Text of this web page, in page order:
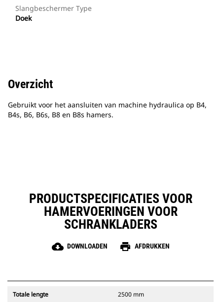
Slangbeschermer Type
Doek
Overzicht
Gebruikt voor het aansluiten van machine hydraulica op B4,
B4s, B6, B6s, B8 en B8s hamers.
PRODUCTSPECIFICATIES VOOR
HAMERVOERINGEN VOOR
SCHRANKLADERS
cloud_download DOWNLOADEN print AFDRUKKEN
Totale lengte 2500 mm